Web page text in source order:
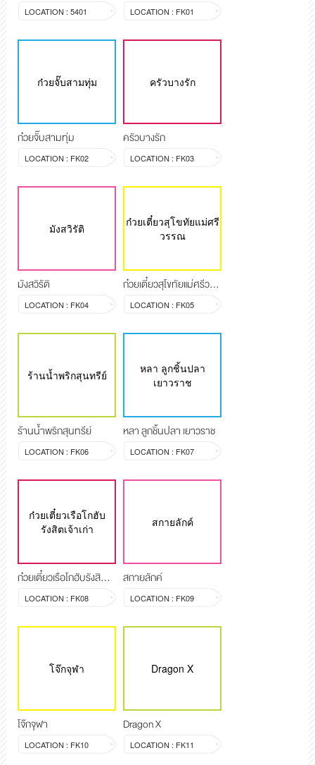
LOCATION : 5401 LOCATION : FK01
ก๋วยจั๊บสามทุ่ม
ก๋วยจั๊บสามทุ่ม
LOCATION : FK02
ครัวบางรัก
ครัวบางรัก
LOCATION : FK03
มังสวิรัติ
มังสวิรัติ
LOCATION : FK04
ก๋วยเตี๋ยวสุโขทัยแม่ศรี
วรรณ
ก๋วยเตี๋ยวสุโขทัยแม่ศรีวรรณ
LOCATION : FK05
ร้านน้ำพริกสุนทรีย์
ร้านน้ำพริกสุนทรีย์
LOCATION : FK06
หลา ลูกชิ้นปลา
เยาวราช
หลา ลูกชิ้นปลา เยาวราช
LOCATION : FK07
ก๋วยเตี๋ยวเรือโกฮับ
รังสิตเจ้าเก่า
ก๋วยเตี๋ยวเรือโกฮับรังสิตเจ้าเก่า
LOCATION : FK08
สกายลักค์
สกายลักค์
LOCATION : FK09
โจ๊กจุฬา
โจ๊กจุฬา
LOCATION : FK10
Dragon X
Dragon X
LOCATION : FK11